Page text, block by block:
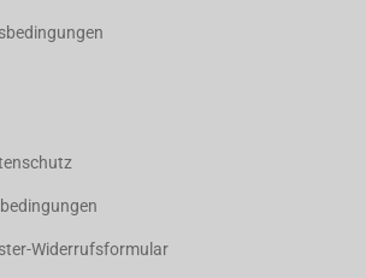
Widerrufsformular